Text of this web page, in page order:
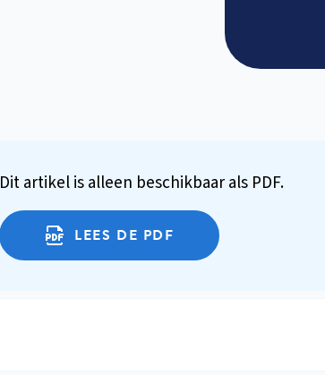
Dit artikel is alleen beschikbaar als PDF.
LEES DE PDF